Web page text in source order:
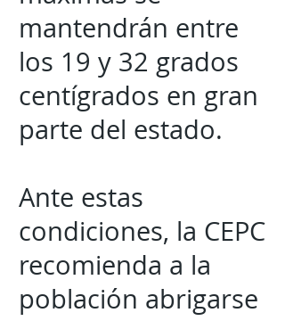
mantendrán entre
los 19 y 32 grados
centígrados en gran
parte del estado.
Ante estas
condiciones, la CEPC
recomienda a la
población abrigarse